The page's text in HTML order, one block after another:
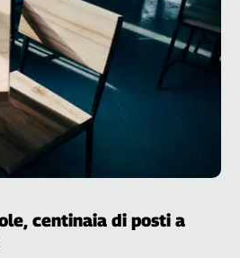
centinaia di posti a